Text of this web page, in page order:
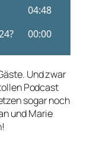
Und zwar
Podcast
sogar noch
und Marie